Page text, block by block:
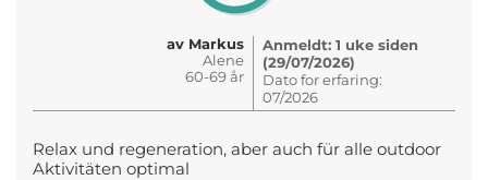
av Markus
Alene
60-69 år
Anmeldt: 1 uke siden
(29/07/2026)
Dato for erfaring:
07/2026
Relax und regeneration, aber auch für alle outdoor
Aktivitäten optimal